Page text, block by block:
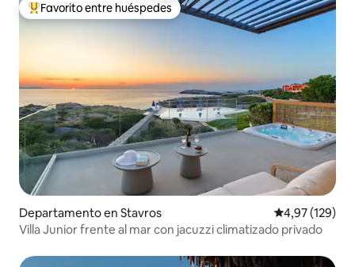
Favorito entre los huéspedes más destacados
Favorito entre huéspedes
Departamento en Stavros Calificación
4,97 (129)
Villa Junior frente al mar con jacuzzi climatizado privado